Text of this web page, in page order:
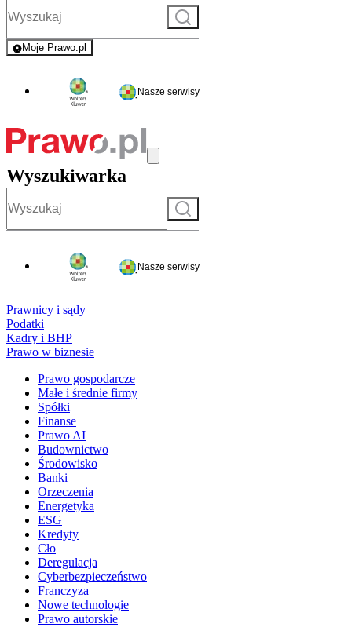
Szukaj
Moje Prawo.pl
- rejestracja i logowanie do serwisu
Nasze serwisy
Wyszukiwarka
Szukaj
Nasze serwisy
Prawnicy i sądy
Podatki
Kadry i BHP
Prawo w biznesie
Prawo gospodarcze
Małe i średnie firmy
Spółki
Finanse
Prawo AI
Budownictwo
Środowisko
Banki
Orzeczenia
Energetyka
ESG
Kredyty
Cło
Deregulacja
Cyberbezpieczeństwo
Franczyza
Nowe technologie
Prawo autorskie